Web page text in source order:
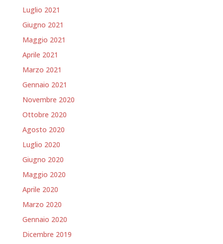
Luglio 2021
Giugno 2021
Maggio 2021
Aprile 2021
Marzo 2021
Gennaio 2021
Novembre 2020
Ottobre 2020
Agosto 2020
Luglio 2020
Giugno 2020
Maggio 2020
Aprile 2020
Marzo 2020
Gennaio 2020
Dicembre 2019